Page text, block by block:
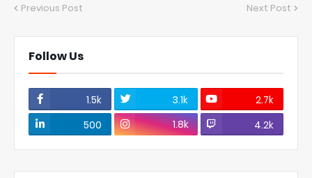
Previous Post Next Post
Follow Us
1.5k 3.1k
2.7k
500
1.8k 4.2k